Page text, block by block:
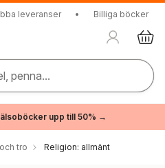
leveranser • Billiga böcker
penna...
upp till 50% →
tro Religion: allmänt